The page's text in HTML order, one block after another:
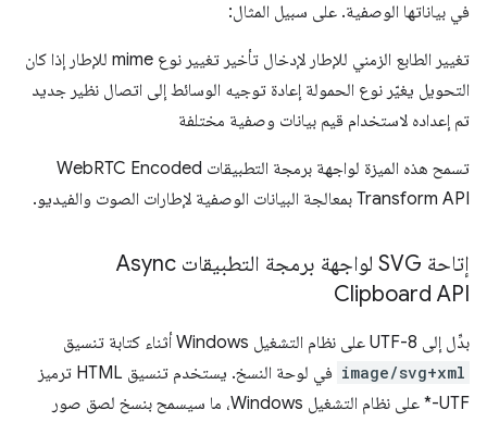
في بياناتها الوصفية. على سبيل المثال:
تغيير الطابع الزمني للإطار لإدخال تأخير تغيير نوع mime للإطار إذا كان
التحويل يغيّر نوع الحمولة إعادة توجيه الوسائط إلى اتصال نظير جديد
تم إعداده لاستخدام قيم بيانات وصفية مختلفة
تسمح هذه الميزة لواجهة برمجة التطبيقات WebRTC Encoded
Transform API بمعالجة البيانات الوصفية لإطارات الصوت والفيديو.
إتاحة SVG لواجهة برمجة التطبيقات Async
Clipboard API
بدِّل إلى UTF-8 على نظام التشغيل Windows أثناء كتابة تنسيق
image/svg+xml
في لوحة النسخ. يستخدم تنسيق HTML ترميز
UTF-* على نظام التشغيل Windows، ما سيسمح بنسخ لصق صور